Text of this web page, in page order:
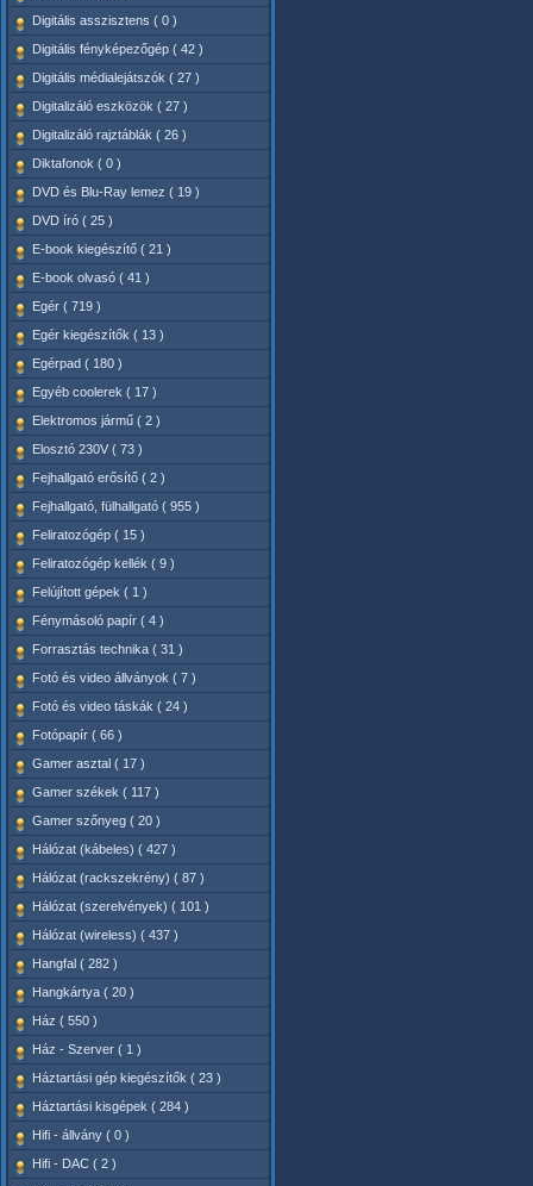
Digitális asszisztens ( 0 )
Digitális fényképezőgép ( 42 )
Digitális médialejátszók ( 27 )
Digitalizáló eszközök ( 27 )
Digitalizáló rajztáblák ( 26 )
Diktafonok ( 0 )
DVD és Blu-Ray lemez ( 19 )
DVD író ( 25 )
E-book kiegészítő ( 21 )
E-book olvasó ( 41 )
Egér ( 719 )
Egér kiegészítők ( 13 )
Egérpad ( 180 )
Egyéb coolerek ( 17 )
Elektromos jármű ( 2 )
Elosztó 230V ( 73 )
Fejhallgató erősítő ( 2 )
Fejhallgató, fülhallgató ( 955 )
Feliratozógép ( 15 )
Feliratozógép kellék ( 9 )
Felújított gépek ( 1 )
Fénymásoló papír ( 4 )
Forrasztás technika ( 31 )
Fotó és video állványok ( 7 )
Fotó és video táskák ( 24 )
Fotópapír ( 66 )
Gamer asztal ( 17 )
Gamer székek ( 117 )
Gamer szőnyeg ( 20 )
Hálózat (kábeles) ( 427 )
Hálózat (rackszekrény) ( 87 )
Hálózat (szerelvények) ( 101 )
Hálózat (wireless) ( 437 )
Hangfal ( 282 )
Hangkártya ( 20 )
Ház ( 550 )
Ház - Szerver ( 1 )
Háztartási gép kiegészítők ( 23 )
Háztartási kisgépek ( 284 )
Hifi - állvány ( 0 )
Hifi - DAC ( 2 )